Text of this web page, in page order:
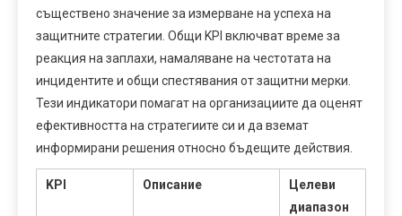
съществено значение за измерване на успеха на
защитните стратегии. Общи KPI включват време за
реакция на заплахи, намаляване на честотата на
инцидентите и общи спестявания от защитни мерки.
Тези индикатори помагат на организациите да оценят
ефективността на стратегиите си и да вземат
информирани решения относно бъдещите действия.
KPI Описание
Целеви
диапазон